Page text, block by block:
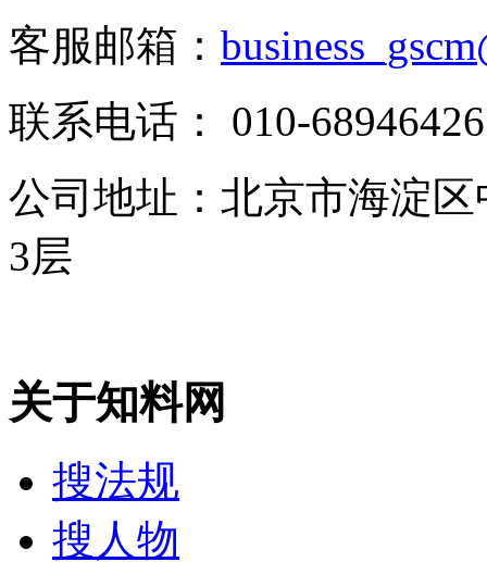
客服邮箱：
联系电话：
010-68946426
公司地址：北京市海淀
3层
关于知料网
搜法规
搜人物